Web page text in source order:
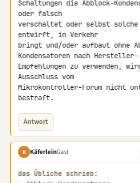
Schaltungen die Abblock-
oder falsch
verschaltet oder selbst solche
entwirft, in Verkehr
bringt und/oder aufbaut ohne
Kondensatoren nach Hersteller-
Empfehlungen zu verwenden,
Ausschluss vom
Mikrokontroller-Forum nicht
bestraft.
Antwort
K KäferleinGast
das Übliche schrieb: